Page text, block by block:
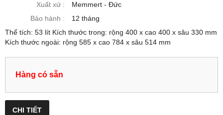
Xuất xứ :
Memmert - Đức
Bảo hành :
12 tháng
Thể tích: 53 lít Kích thước trong: rộng 400 x cao 400 x sâu 330 mm
Kích thước ngoài: rộng 585 x cao 784 x sâu 514 mm
Hàng có sẵn
CHI TIẾT